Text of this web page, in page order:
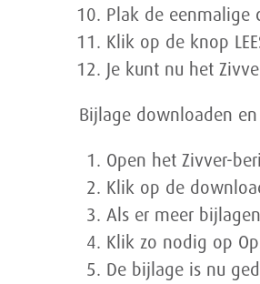
Plak de eenmalige
Klik op de knop
Je kunt nu het
Bijlage downloaden
Open het Zivver-
Klik op de
Als er meer
Klik zo nodig op
De bijlage is nu